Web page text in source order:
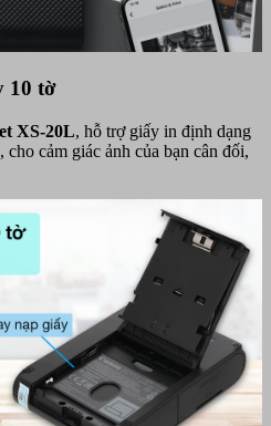
10 tờ
XS-20L, hỗ trợ giấy in định dạng
cảm giác ảnh của bạn cân đối,